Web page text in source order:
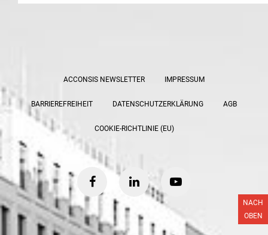
ACCONSIS NEWSLETTER IMPRESSUM
BARRIEREFREIHEIT DATENSCHUTZERKLÄRUNG AGB
COOKIE-RICHTLINIE (EU)
facebooklinkedin youtube
NACH
OBEN